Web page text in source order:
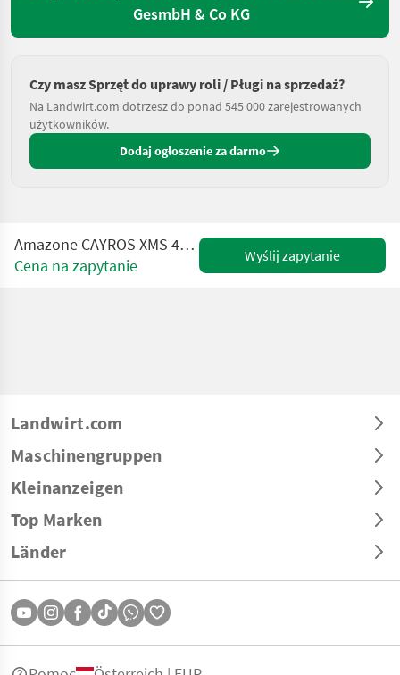
GesmbH & Co KG
Czy masz Sprzęt do uprawy roli / Pługi na sprzedaż?
Na Landwirt.com dotrzesz do ponad 545 000 zarejestrowanych
użytkowników.
Dodaj ogłoszenie za darmo
Amazone CAYROS XMS 4-950 Vario Volldrehpflug 4-scharig
Cena na zapytanie
Wyślij zapytanie
Landwirt.com
Maschinengruppen
Kleinanzeigen
Top Marken
Länder